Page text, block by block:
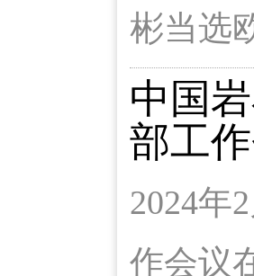
彬当选
中国
部工
2024年
作会议